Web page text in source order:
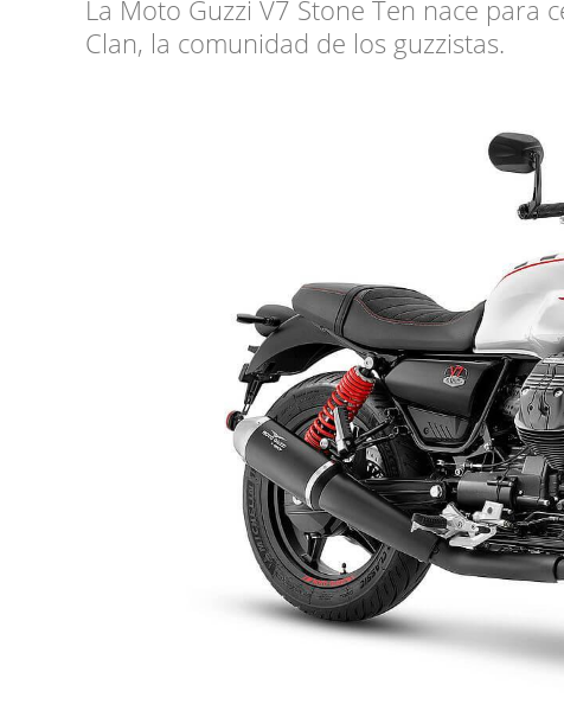
La Moto Guzzi V7 Stone Ten nace para
Clan, la comunidad de los guzzistas.